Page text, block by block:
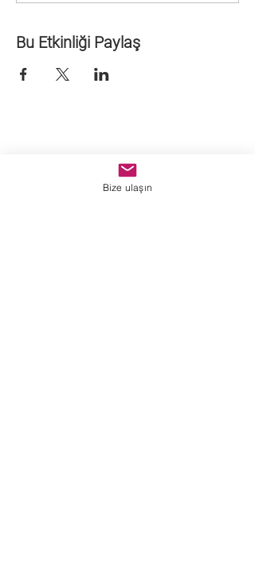
Bu Etkinliği Paylaş
Bize ulaşın